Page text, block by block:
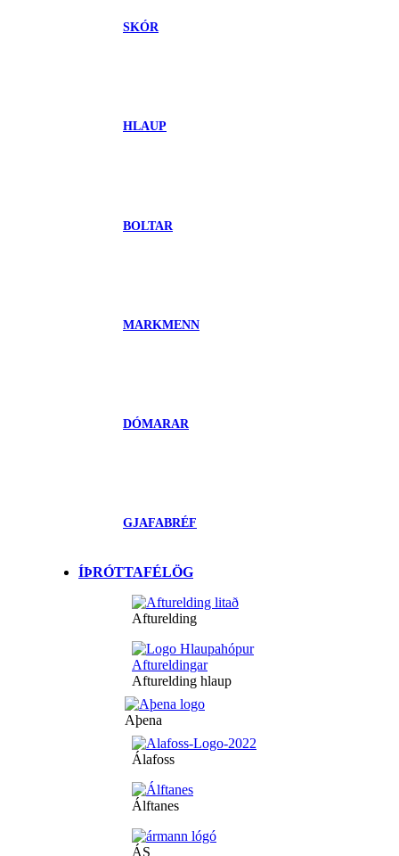
SKÓR
HLAUP
BOLTAR
MARKMENN
DÓMARAR
GJAFABRÉF
ÍÞRÓTTAFÉLÖG
Afturelding
Afturelding hlaup
Aþena
Álafoss
Álftanes
ÁS